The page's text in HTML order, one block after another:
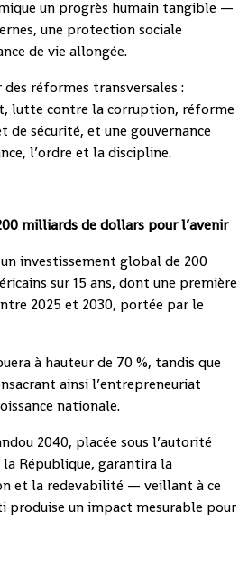
un progrès humain tangible —
une protection sociale
de vie allongée.
réformes transversales :
lutte contre la corruption, réforme
de sécurité, et une gouvernance
l’ordre et la discipline.
milliards de dollars pour l’avenir
investissement global de 200
sur 15 ans, dont une première
2025 et 2030, portée par le
à hauteur de 70 %, tandis que
ainsi l’entrepreneuriat
nationale.
2040, placée sous l’autorité
République, garantira la
et la redevabilité — veillant à ce
produise un impact mesurable pour